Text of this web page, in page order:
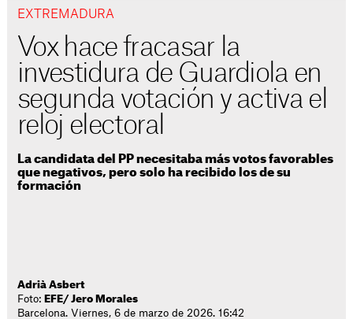
EXTREMADURA
Vox hace fracasar la
investidura de Guardiola en
segunda votación y activa el
reloj electoral
La candidata del PP necesitaba más votos favorables
que negativos, pero solo ha recibido los de su
formación
Adrià Asbert
Foto: EFE/ Jero Morales
Barcelona. Viernes, 6 de marzo de 2026. 16:42